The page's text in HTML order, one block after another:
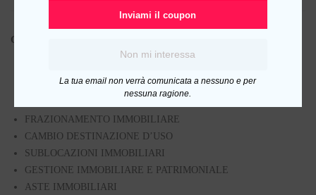
Cosa imparerai in questo corso
RISTRUTTURAZIONE CON GLI OPTIONALS
FRAZIONAMENTO IMMOBILIARE
CAMBIO DESTINAZIONE D’USO
SUBLOCAZIONI IMMOBILIARI
GESTIONE IMMOBILIARE E PATRIMONIALE
ASTE IMMOBILIARI
Inviami il coupon
Non mi interessa
La tua email non verrà comunicata a nessuno e per
nessuna ragione.